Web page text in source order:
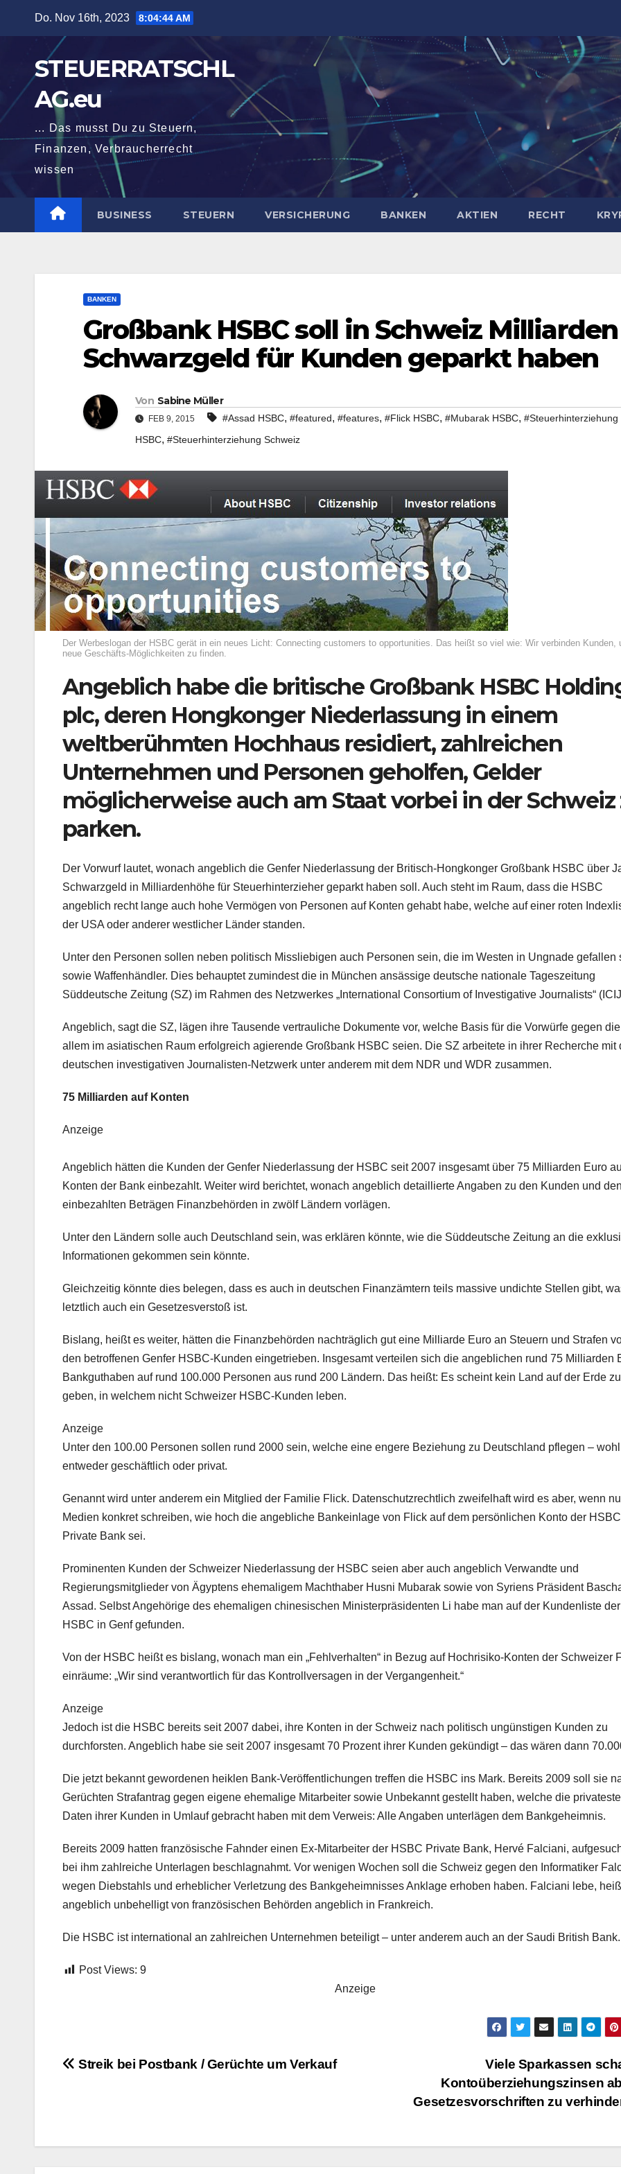
Do. Nov 16th, 2023 8:04:45 AM
STEUERRATSCHL
AG.eu
... Das musst Du zu Steuern,
Finanzen, Verbraucherrecht
wissen
BUSINESS STEUERN VERSICHERUNG BANKEN AKTIEN RECHT
BANKEN
Großbank HSBC soll in Schweiz Milliarden
Schwarzgeld für Kunden geparkt haben
Von Sabine Müller
FEB 9, 2015 #Assad HSBC, #featured, #features, #Flick HSBC, #Mubarak HSBC, #Steuerhinterziehung
HSBC, #Steuerhinterziehung Schweiz
Der Werbeslogan der HSBC gerät in ein neues Licht: Connecting customers to opportunities. Das heißt so viel wie: Wir verbinden Kunden,
neue Geschäfts-Möglichkeiten zu finden.
Angeblich habe die britische Großbank HSBC
plc, deren Hongkonger Niederlassung in einem
weltberühmten Hochhaus residiert, zahlreichen
Unternehmen und Personen geholfen, Gelder
möglicherweise auch am Staat vorbei in der Schweiz
parken.
Der Vorwurf lautet, wonach angeblich die Genfer Niederlassung der Britisch-Hongkonger Großbank HSBC über
Schwarzgeld in Milliardenhöhe für Steuerhinterzieher geparkt haben soll. Auch steht im Raum, dass die HSBC
angeblich recht lange auch hohe Vermögen von Personen auf Konten gehabt habe, welche auf einer roten
der USA oder anderer westlicher Länder standen.
Unter den Personen sollen neben politisch Missliebigen auch Personen sein, die im Westen in Ungnade gefallen
sowie Waffenhändler. Dies behauptet zumindest die in München ansässige deutsche nationale Tageszeitung
Süddeutsche Zeitung (SZ) im Rahmen des Netzwerkes „International Consortium of Investigative Journalists“
Angeblich, sagt die SZ, lägen ihre Tausende vertrauliche Dokumente vor, welche Basis für die Vorwürfe gegen
allem im asiatischen Raum erfolgreich agierende Großbank HSBC seien. Die SZ arbeitete in ihrer Recherche mit
deutschen investigativen Journalisten-Netzwerk unter anderem mit dem NDR und WDR zusammen.
75 Milliarden auf Konten
Anzeige
Angeblich hätten die Kunden der Genfer Niederlassung der HSBC seit 2007 insgesamt über 75 Milliarden Euro
Konten der Bank einbezahlt. Weiter wird berichtet, wonach angeblich detaillierte Angaben zu den Kunden und den
einbezahlten Beträgen Finanzbehörden in zwölf Ländern vorlägen.
Unter den Ländern solle auch Deutschland sein, was erklären könnte, wie die Süddeutsche Zeitung an die
Informationen gekommen sein könnte.
Gleichzeitig könnte dies belegen, dass es auch in deutschen Finanzämtern teils massive undichte Stellen gibt,
letztlich auch ein Gesetzesverstoß ist.
Bislang, heißt es weiter, hätten die Finanzbehörden nachträglich gut eine Milliarde Euro an Steuern und Strafen
den betroffenen Genfer HSBC-Kunden eingetrieben. Insgesamt verteilen sich die angeblichen rund 75 Milliarden
Bankguthaben auf rund 100.000 Personen aus rund 200 Ländern. Das heißt: Es scheint kein Land auf der Erde zu
geben, in welchem nicht Schweizer HSBC-Kunden leben.
Anzeige
Unter den 100.00 Personen sollen rund 2000 sein, welche eine engere Beziehung zu Deutschland pflegen – wohl
entweder geschäftlich oder privat.
Genannt wird unter anderem ein Mitglied der Familie Flick. Datenschutzrechtlich zweifelhaft wird es aber, wenn
Medien konkret schreiben, wie hoch die angebliche Bankeinlage von Flick auf dem persönlichen Konto der HSBC
Private Bank sei.
Prominenten Kunden der Schweizer Niederlassung der HSBC seien aber auch angeblich Verwandte und
Regierungsmitglieder von Ägyptens ehemaligem Machthaber Husni Mubarak sowie von Syriens Präsident
Assad. Selbst Angehörige des ehemaligen chinesischen Ministerpräsidenten Li habe man auf der Kundenliste der
HSBC in Genf gefunden.
Von der HSBC heißt es bislang, wonach man ein „Fehlverhalten“ in Bezug auf Hochrisiko-Konten der Schweizer
einräume: „Wir sind verantwortlich für das Kontrollversagen in der Vergangenheit.“
Anzeige
Jedoch ist die HSBC bereits seit 2007 dabei, ihre Konten in der Schweiz nach politisch ungünstigen Kunden zu
durchforsten. Angeblich habe sie seit 2007 insgesamt 70 Prozent ihrer Kunden gekündigt – das wären dann
Die jetzt bekannt gewordenen heiklen Bank-Veröffentlichungen treffen die HSBC ins Mark. Bereits 2009 soll sie
Gerüchten Strafantrag gegen eigene ehemalige Mitarbeiter sowie Unbekannt gestellt haben, welche die
Daten ihrer Kunden in Umlauf gebracht haben mit dem Verweis: Alle Angaben unterlägen dem Bankgeheimnis.
Bereits 2009 hatten französische Fahnder einen Ex-Mitarbeiter der HSBC Private Bank, Hervé Falciani,
bei ihm zahlreiche Unterlagen beschlagnahmt. Vor wenigen Wochen soll die Schweiz gegen den Informatiker
wegen Diebstahls und erheblicher Verletzung des Bankgeheimnisses Anklage erhoben haben. Falciani lebe,
angeblich unbehelligt von französischen Behörden angeblich in Frankreich.
Die HSBC ist international an zahlreichen Unternehmen beteiligt – unter anderem auch an der Saudi British Bank.
Post Views: 9
Anzeige
Beitrags-
Viele Sparkassen
Kontoüberziehungszinsen
Gesetzesvorschriften zu
Streik bei Postbank / Gerüchte um Verkauf